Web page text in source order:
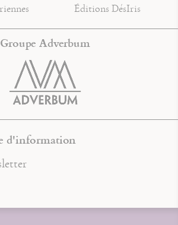
Éditions DésIris
Groupe Adverbum
d'information